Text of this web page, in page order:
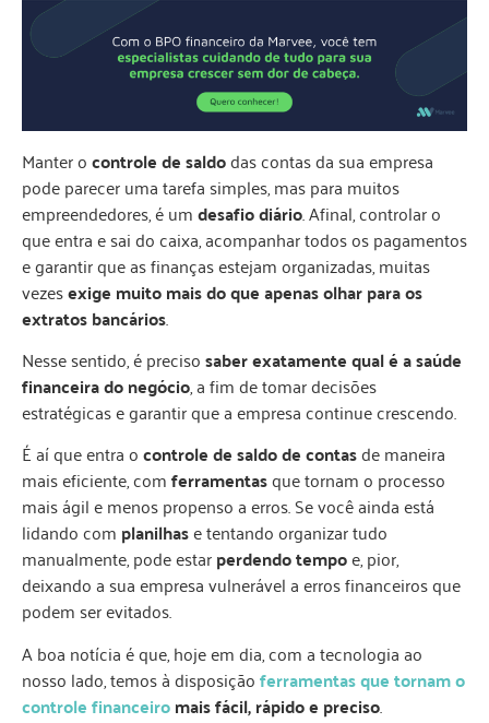
Manter ocontrole de saldodas contas da sua empresa
pode parecer uma tarefa simples, mas para muitos
empreendedores, é umdesafio diário. Afinal, controlar o
que entra e sai do caixa, acompanhar todos os pagamentos
e garantir que as finanças estejam organizadas, muitas
vezesexige muito mais do que apenas olhar para os
extratos bancários.
Nesse sentido, é precisosaber exatamente qual é a saúde
financeira do negócio, a fim de tomar decisões
estratégicas e garantir que a empresa continue crescendo.
É aí que entra ocontrole de saldo de contasde maneira
mais eficiente, comferramentasque tornam o processo
mais ágil e menos propenso a erros. Se você ainda está
lidando com planilhase tentando organizar tudo
manualmente, pode estarperdendo tempoe, pior,
deixando a sua empresa vulnerável a erros financeiros que
podem ser evitados.
A boa notícia é que, hoje em dia, com a tecnologia ao
nosso lado, temos à disposiçãoferramentas que tornam o
controle financeiromais fácil, rápido e preciso.